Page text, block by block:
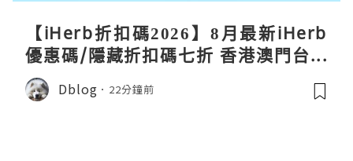
【iHerb折扣碼2026】8月最新iHerb
優惠碼/隱藏折扣碼七折 香港澳門台灣
新加坡iherb code 30％ off
Dblog 22分鐘前